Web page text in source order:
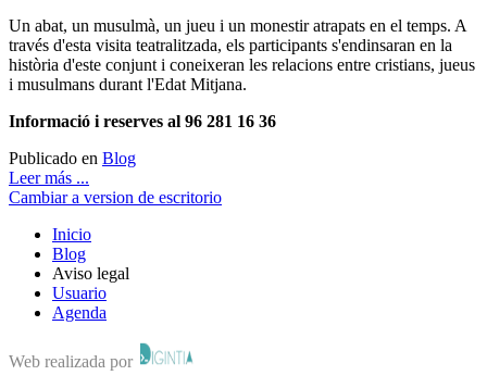
Un abat, un musulmà, un jueu i un monestir atrapats en el temps. A
través d'esta visita teatralitzada, els participants s'endinsaran en la
història d'este conjunt i coneixeran les relacions entre cristians, jueus
i musulmans durant l'Edat Mitjana.
Informació i reserves al 96 281 16 36
Publicado en Blog
Leer más ...
Cambiar a version de escritorio
Inicio
Blog
Aviso legal
Usuario
Agenda
Web realizada por